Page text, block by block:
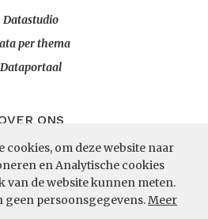
cookies, om deze website naar
en Analytische cookies
van de website kunnen meten.
geen persoonsgegevens.Meer
Datastudio
per thema
Dataportaal
ONS
InZicht
Contact